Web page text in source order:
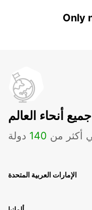
Only
أنحاء العالم
أكثر من 140 دولة
الإمارات العربية المتحدة